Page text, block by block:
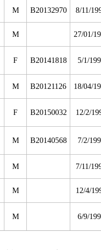
M B20132970 8/11/
M 27/01/
F B20141818 5/1/
M B20121126 18/04/
F B20150032 12/2/
M B20140568 7/2/
M 7/11/
M 12/4/
M 6/9/